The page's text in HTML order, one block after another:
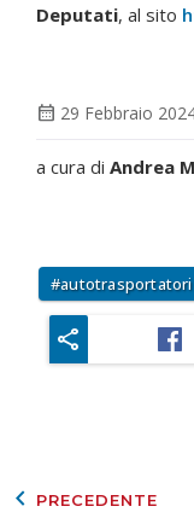
Deputati, al sito
calendar_month 29 Febbraio
a cura di Andrea
autotrasportatori
keyboard_arrow_left PRECEDENTE